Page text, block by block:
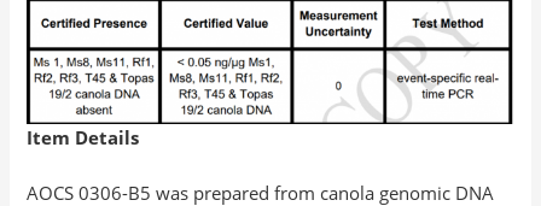
Item Details
AOCS 0306-B5 was prepared from canola genomic DNA